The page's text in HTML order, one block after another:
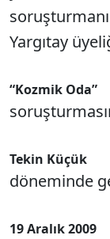
Yargıtay
“Kozmik Oda”
Tekin Küçük
döneminde
19 Aralık 2009